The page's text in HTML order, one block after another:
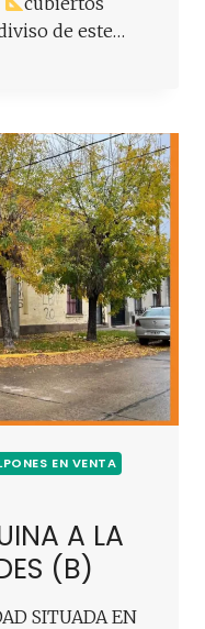
de este…
EN VENTA
A LA
(B)
SITUADA EN